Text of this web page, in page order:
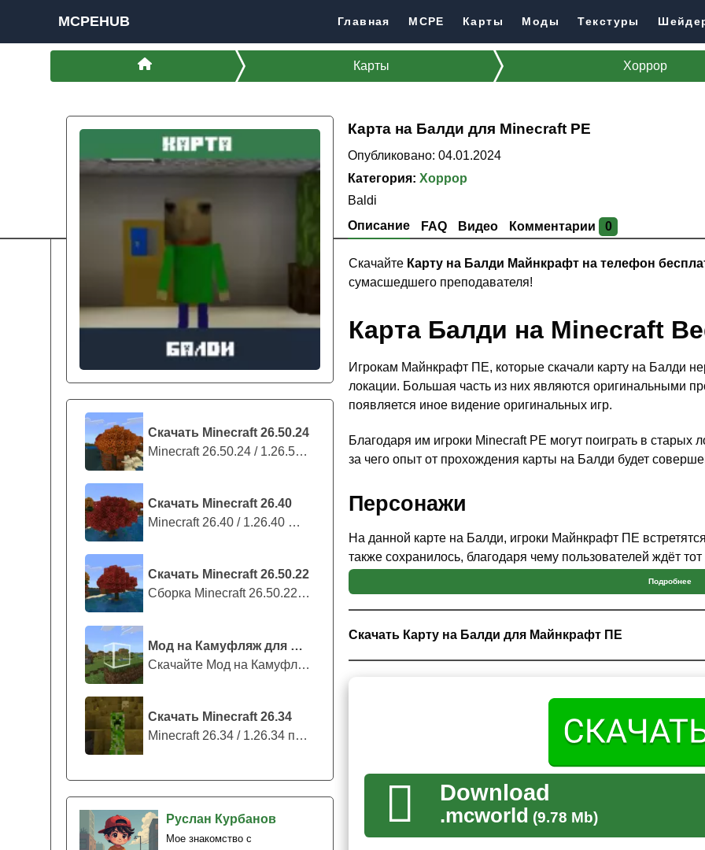
MCPEHUB Главная MCPE Карты Моды Текстуры
Карты Хоррор
Карта на Балди для Minecraft PE
Опубликовано: 04.01.2024
Категория:Хоррор
Baldi
Описание
FAQ Видео Комментарии 0
Скачать Minecraft 26.50.24
Minecraft 26.50.24 / 1.26.50.24 предс...
Скачать Minecraft 26.40
Minecraft 26.40 / 1.26.40 — стабильны...
Скачать Minecraft 26.50.22
Сборка Minecraft 26.50.22 / 1.26.50.2...
Мод на Камуфляж для Майнкрафт ПЕ
Скачайте Мод на Камуфляж на Майнкрафт...
Скачать Minecraft 26.34
Minecraft 26.34 / 1.26.34 представляе...
Руслан Курбанов
Мое знакомство с
Скачайте Карту на Балди Майнкрафт на телефон
сумасшедшего преподавателя!
Карта Балди на Minecraft
Игрокам Майнкрафт ПЕ, которые скачали карту на Балди
локации. Большая часть из них являются оригинальными
появляется иное видение оригинальных игр.
Благодаря им игроки Minecraft PE могут поиграть в
за чего опыт от прохождения карты на Балди будет
Персонажи
На данной карте на Балди, игроки Майнкрафт ПЕ
также сохранилось, благодаря чему пользователей ждёт
Тем не менее характеристики героев были значительно
героя остались на прежнем уровне, из-за чего напряжение
прохождения.
Но если игрок Minecraft PE впервые запускает карту на
Изначально, примеры, которые он будет давать
будет получать целую мешанину из символов.
Верного ответа на данное уравнение отсутствует.
Сюжет
Подробнее
Скачать Карту на Балди для Майнкрафт ПЕ
Download
.mcworld (9.78 Mb)